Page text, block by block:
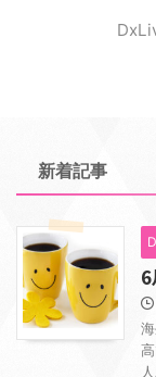
新着記事